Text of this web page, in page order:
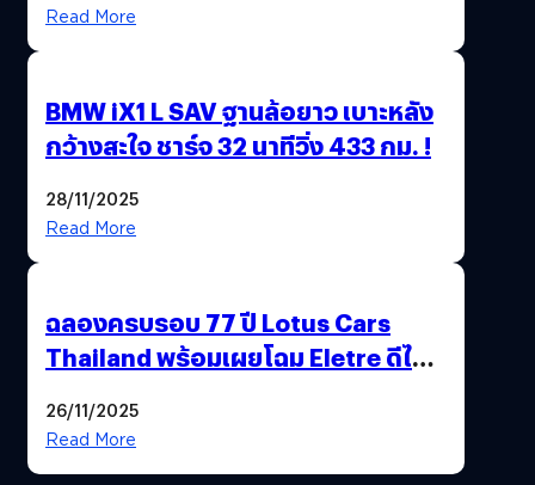
Read More
BMW iX1 L SAV ฐานล้อยาว เบาะหลัง
กว้างสะใจ ชาร์จ 32 นาทีวิ่ง 433 กม. !
28/11/2025
Read More
ฉลองครบรอบ 77 ปี Lotus Cars
Thailand พร้อมเผยโฉม Eletre ดีไซน์
26/11/2025
Read More